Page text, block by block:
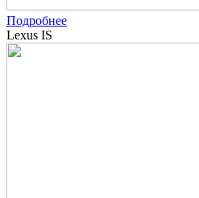
Подробнее
Lexus IS